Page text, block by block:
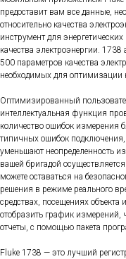
предоставит вам все данные,
относительно качества
инструмент для
качества электроэнергии. 1738
500 параметров качества
необходимых для оптимизации
Оптимизированный
интеллектуальная функция
количество ошибок измерения
типичных ошибок подключения,
уменьшают неопределенность
вашей бригадой
можете оставаться на
решения в режиме реального
средствах, посещениях
отобразить график
отчеты, с помощью пакета
Fluke 1738 — это лучший